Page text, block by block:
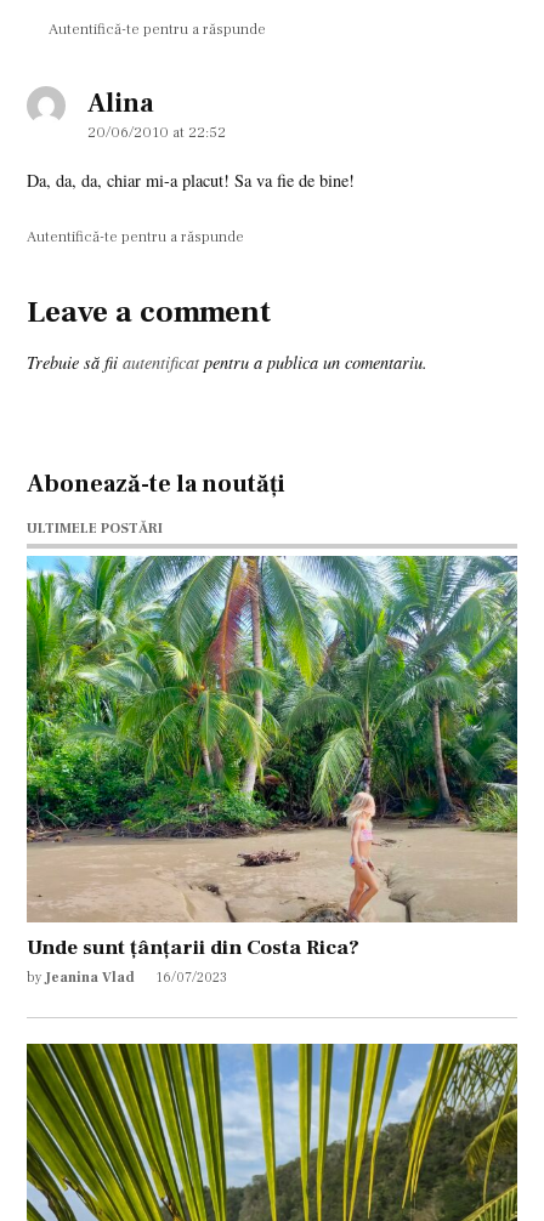
Autentifică-te pentru a răspunde
Alina
20/06/2010 at 22:52
Da, da, da, chiar mi-a placut! Sa va fie de bine!
Autentifică-te pentru a răspunde
Leave
comment
Trebuie să fiiautentificat pentru a publica un comentariu.
Leave a comment
Abonează-te la noutăți
ULTIMELE POSTĂRI
Unde sunt țânțarii din Costa Rica?
by Jeanina Vlad 16/07/2023